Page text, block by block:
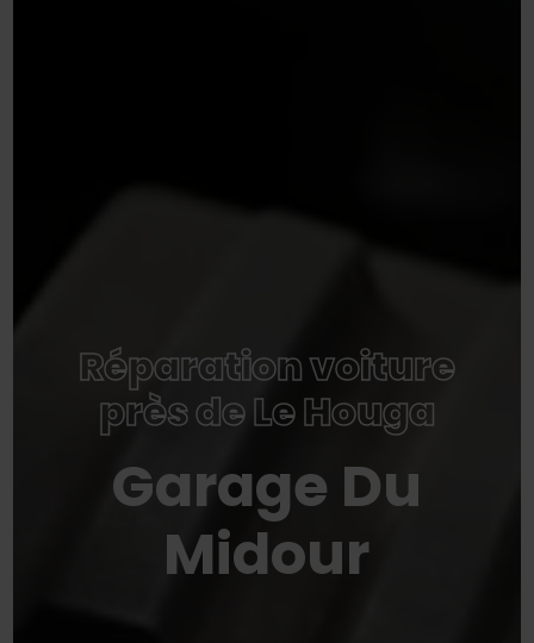
Réparation voiture
près de Le Houga
Garage Du
Midour